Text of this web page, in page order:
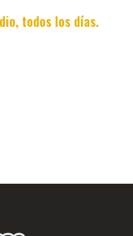
todos los días.